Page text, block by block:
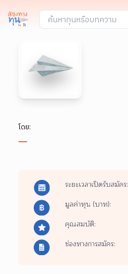
โดย:
ระยะเวลาเปิดรับสมัคร:
มูลค่าทุน (บาท):
คุณสมบัติ:
ช่องทางการสมัคร: